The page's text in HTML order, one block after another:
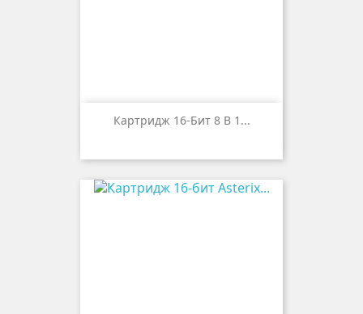
Картридж 16-Бит 8 В 1...